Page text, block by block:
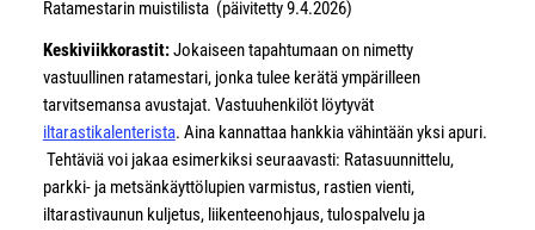
Ratamestarin muistilista (päivitetty 9.4.2026)
Keskiviikkorastit:Jokaiseen tapahtumaan on nimetty
vastuullinen ratamestari, jonka tulee kerätä ympärilleen
tarvitsemansa avustajat. Vastuuhenkilöt löytyvät
iltarastikalenterista. Aina kannattaa hankkia vähintään yksi apuri.
Tehtäviä voi jakaa esimerkiksi seuraavasti: Ratasuunnittelu,
parkki- ja metsänkäyttölupien varmistus, rastien vienti,
iltarastivaunun kuljetus, liikenteenohjaus, tulospalvelu ja